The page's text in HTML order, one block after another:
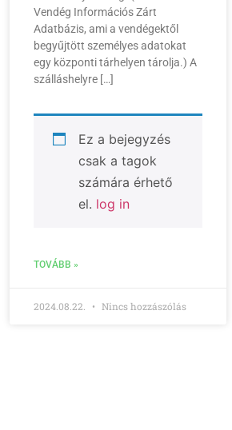
Vendég Információs Zárt
Adatbázis, ami a vendégektől
begyűjtött személyes adatokat
egy központi tárhelyen tárolja.) A
szálláshelyre […]
Ez a bejegyzés
csak a tagok
számára érhető
el. log in
TOVÁBB »
2024.08.22. Nincs hozzászólás